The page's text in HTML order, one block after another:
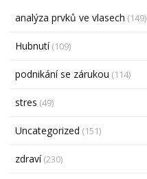
analýza prvků ve vlasech (149)
Hubnutí(109)
podnikání se zárukou (114)
stres (49)
Uncategorized (151)
zdraví(230)